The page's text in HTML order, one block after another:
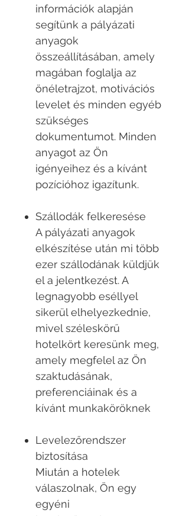
információk alapján
segítünk a pályázati
anyagok
összeállításában, amely
magában foglalja az
önéletrajzot, motivációs
levelet és minden egyéb
szükséges
dokumentumot. Minden
anyagot az Ön
igényeihez és a kívánt
pozícióhoz igazítunk.
Szállodák felkeresése
A pályázati anyagok
elkészítése után mi több
ezer szállodának küldjük
el a jelentkezést. A
legnagyobb eséllyel
sikerül elhelyezkednie,
mivel széleskörű
hotelkört keresünk meg,
amely megfelel az Ön
szaktudásának,
preferenciáinak és a
kívánt munkaköröknek
Levelezőrendszer
biztosítása
Miután a hotelek
válaszolnak, Ön egy
egyéni